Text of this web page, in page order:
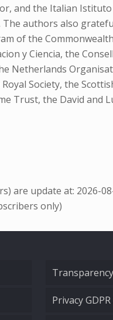
and the Italian
authors also
of the
y Ciencia, the
Netherlands
Society, the
Trust, the David and
are update at: 2026-
only)
Privacy